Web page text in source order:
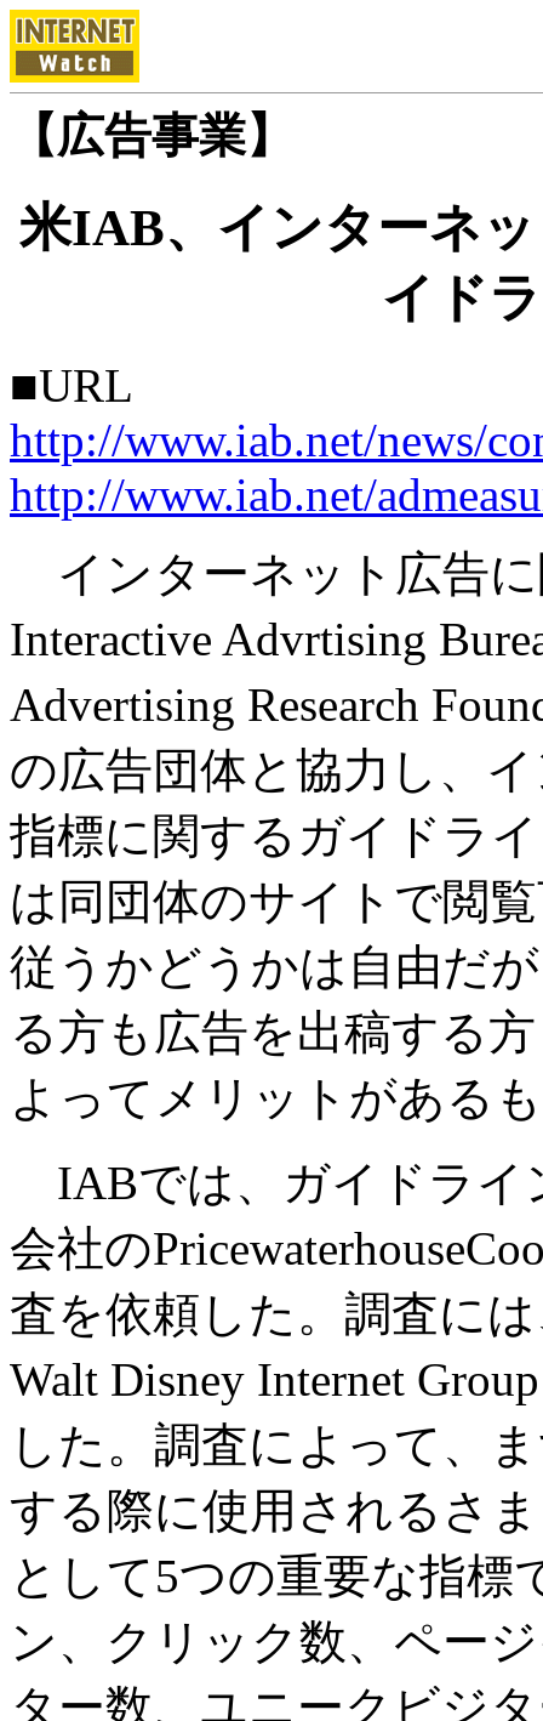
【広告事業】
米IAB、インターネ
イド
■URL
http://www.iab.net/news/
http://www.iab.net/
インターネット広告
Interactive Advrtising
Advertising Research
の広告団体と協力し、
指標に関するガイドラ
は同団体のサイトで閲
従うかどうかは自由だ
る方も広告を出稿する
よってメリットがある
IABでは、ガイドライ
会社の
査を依頼した。調査に
Walt Disney Internet
した。調査によって、
する際に使用されるさ
として5つの重要な指標
ン、クリック数、ペー
ター数、ユニークビジ